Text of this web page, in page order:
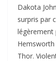
Dakota
surpris par
légèrement
Thor.